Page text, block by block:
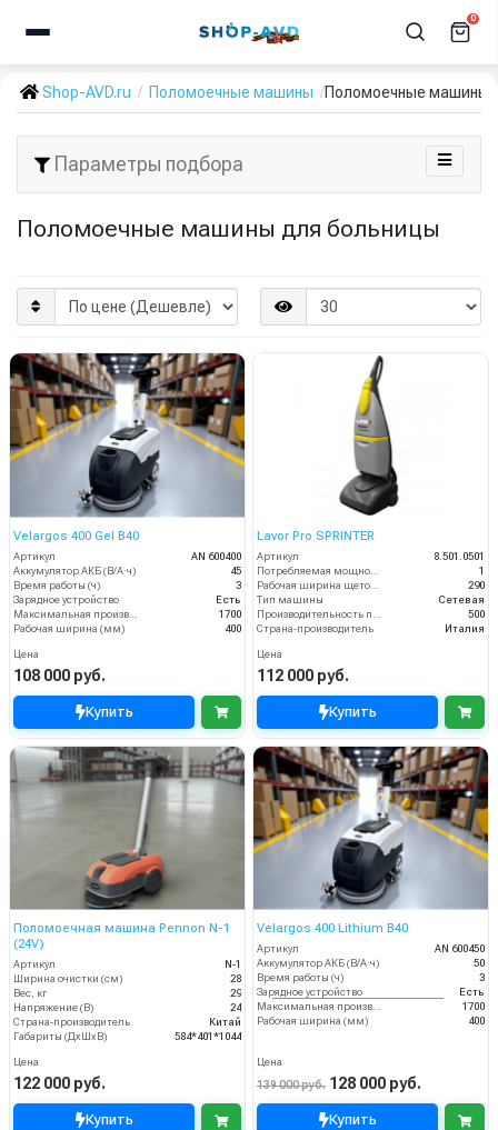
0
Shop-AVD.ru Поломоечные машины Поломоечные машины
Параметры подбора
Поломоечные машины для больницы
Velargos 400 Gel B40
Артикул
AN 600400
Аккумулятор АКБ (В/А·ч)
45
Время работы (ч)
3
Зарядное устройство
Есть
1700
Рабочая ширина (мм)
400
Цена
108 000 руб.
Купить
Lavor Pro SPRINTER
Артикул
8.501.0501
1
290
Тип машины
Сетевая
500
Страна-производитель
Италия
Цена
112 000 руб.
Купить
Поломоечная машина Pennon N-1
(24V)
Артикул
N-1
Ширина очистки (см)
28
Вес, кг
29
Напряжение (В)
24
Страна-производитель
Китай
Габариты (ДхШхВ)
584*401*1044
Цена
122 000 руб.
Купить
Velargos 400 Lithium B40
Артикул
AN 600450
Аккумулятор АКБ (В/А·ч)
50
Время работы (ч)
3
Зарядное устройство
Есть
Максимальная производительность (кв.м/час)
1700
Рабочая ширина (мм)
400
Цена
139 000 руб. 128 000 руб.
Купить